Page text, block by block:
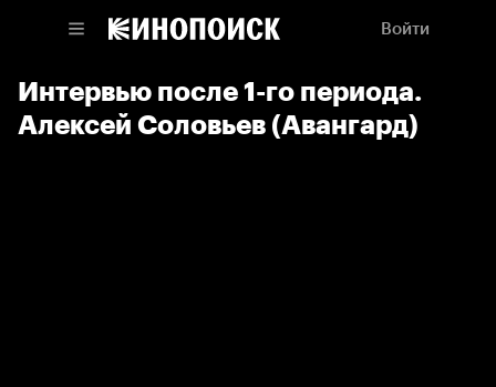
Войти
Интервью после 1-го периода.
Алексей Соловьев (Авангард)